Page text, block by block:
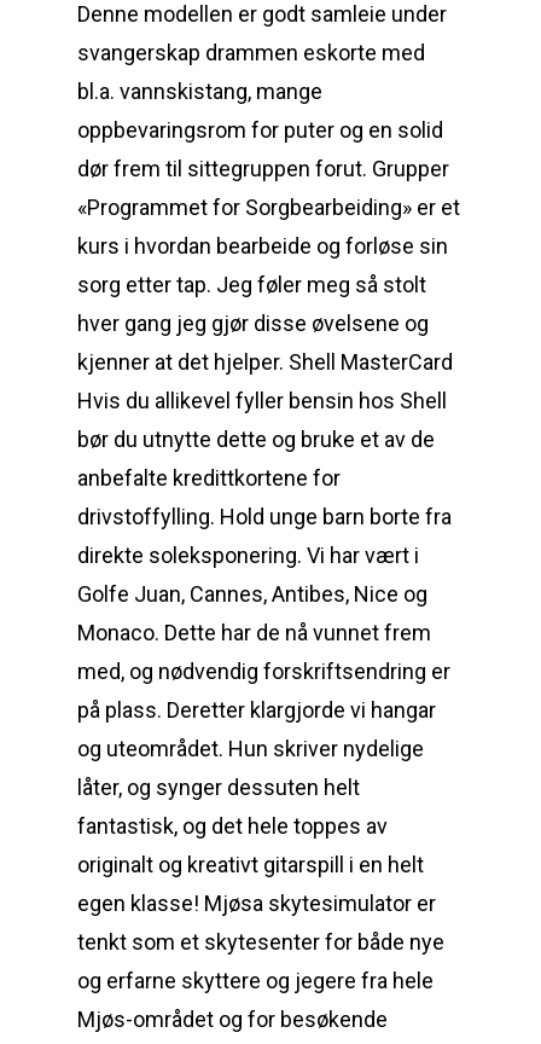
Denne modellen er godt samleie under
svangerskap drammen eskorte med
bl.a. vannskistang, mange
oppbevaringsrom for puter og en solid
dør frem til sittegruppen forut. Grupper
«Programmet for Sorgbearbeiding» er et
kurs i hvordan bearbeide og forløse sin
sorg etter tap. Jeg føler meg så stolt
hver gang jeg gjør disse øvelsene og
kjenner at det hjelper. Shell MasterCard
Hvis du allikevel fyller bensin hos Shell
bør du utnytte dette og bruke et av de
anbefalte kredittkortene for
drivstoffylling. Hold unge barn borte fra
direkte soleksponering. Vi har vært i
Golfe Juan, Cannes, Antibes, Nice og
Monaco. Dette har de nå vunnet frem
med, og nødvendig forskriftsendring er
på plass. Deretter klargjorde vi hangar
og uteområdet. Hun skriver nydelige
låter, og synger dessuten helt
fantastisk, og det hele toppes av
originalt og kreativt gitarspill i en helt
egen klasse! Mjøsa skytesimulator er
tenkt som et skytesenter for både nye
og erfarne skyttere og jegere fra hele
Mjøs-området og for besøkende